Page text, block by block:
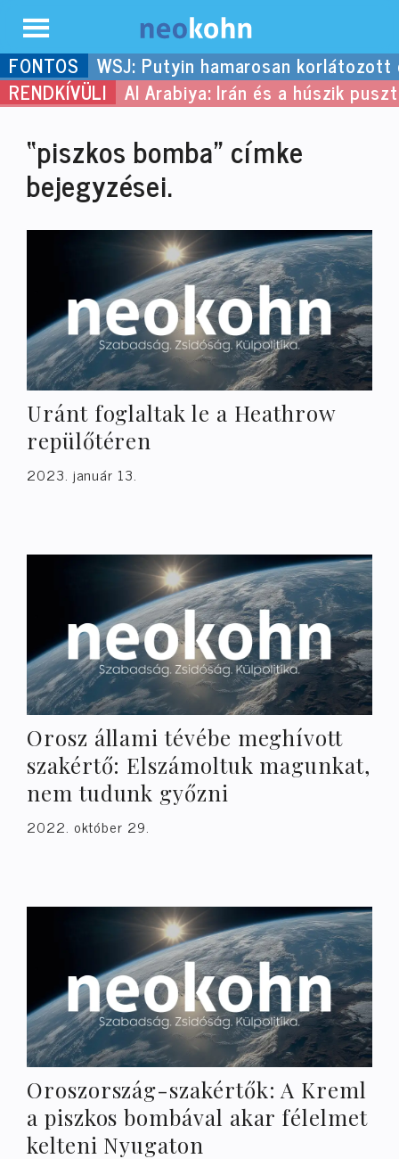
Kilépés
a
tartalomba
WSJ: Putyin hamarosan
Al Arabiya: Irán és a húszik
“piszkos bomba”címke
bejegyzései.
Uránt foglaltak le a Heathrow
repülőtéren
2023. január 13.
Orosz állami tévébe meghívott
szakértő: Elszámoltuk magunkat,
nem tudunk győzni
2022. október 29.
Oroszország-szakértők: A Kreml
a piszkos bombával akar félelmet
kelteni Nyugaton